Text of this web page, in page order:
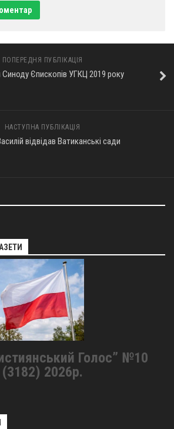
ПОПЕРЕДНЯ ПУБЛІКАЦІЯ
Єпископів УГКЦ 2019 року
НАСТУПНА ПУБЛІКАЦІЯ
відвідав Ватиканські сади
Голос” №10
(3182) 2026р.